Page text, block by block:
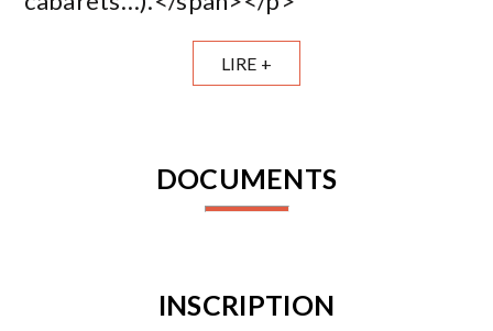
LIRE +
DOCUMENTS
INSCRIPTION